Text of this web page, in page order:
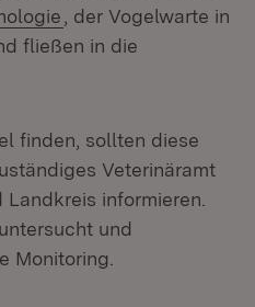
(Öffnet in neuem
, der Vogelwarte in
fließen in die
finden, sollten diese
Veterinäramt
informieren.
und
Monitoring.